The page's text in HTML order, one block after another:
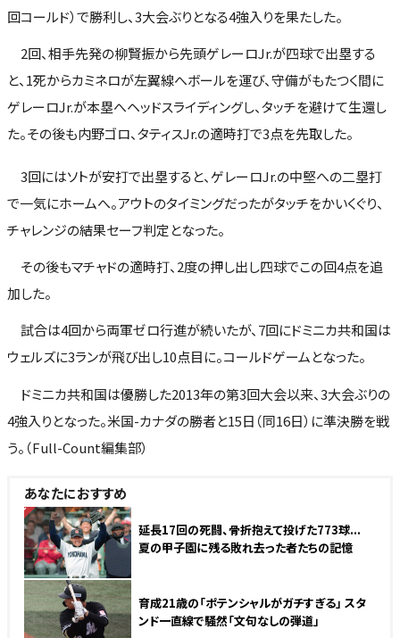
回コールド）で勝利し、3大会ぶりとなる4強入りを果たした。
2回、相手先発の柳賢振から先頭ゲレーロJr.が四球で出塁する
と、1死からカミネロが左翼線へボールを運び、守備がもたつく間に
ゲレーロJr.が本塁へヘッドスライディングし、タッチを避けて生還し
た。その後も内野ゴロ、タティスJr.の適時打で3点を先取した。
3回にはソトが安打で出塁すると、ゲレーロJr.の中堅への二塁打
で一気にホームへ。アウトのタイミングだったがタッチをかいくぐり、
チャレンジの結果セーフ判定となった。
その後もマチャドの適時打、2度の押し出し四球でこの回4点を追
加した。
試合は4回から両軍ゼロ行進が続いたが、7回にドミニカ共和国は
ウェルズに3ランが飛び出し10点目に。コールドゲームとなった。
ドミニカ共和国は優勝した2013年の第3回大会以来、3大会ぶりの
4強入りとなった。米国-カナダの勝者と15日（同16日）に準決勝を戦
う。（Full-Count編集部）
あなたにおすすめ
NEW
延長17回の死闘、骨折抱えて投げた773球...
夏の甲子園に残る敗れ去った者たちの記憶
育成21歳の「ポテンシャルがガチすぎる」 スタ
ンド一直線で騒然「文句なしの弾道」